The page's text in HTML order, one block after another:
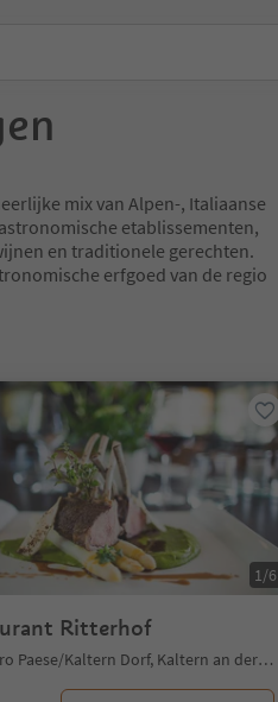
mix van Alpen-, Italiaanse
etablissementen,
en traditionele gerechten.
erfgoed van de regio
1/6
Ritterhof
Caldaro Paese/Kaltern Dorf, Kaltern an der Weinstraße/Caldaro sulla Strada del Vino, Alto Adige Wine Road